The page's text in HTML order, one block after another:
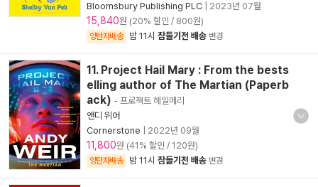
Bloomsbury Publishing PLC
2023년 07월
15,840원 (20% 할인 / 800원)
양탄자배송 밤 11시 잠들기전 배송 변경
11. Project Hail Mary : From the bests
elling author of The Martian (Paperb
ack) - 프로젝트 헤일메리
앤디 위어
Cornerstone
2022년 09월
11,800원 (41% 할인 / 120원)
양탄자배송 밤 11시 잠들기전 배송 변경